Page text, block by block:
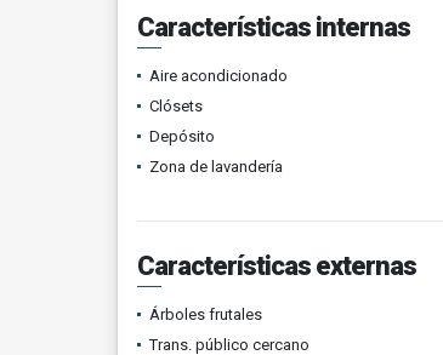
Características internas
Aire acondicionado
Clósets
Depósito
Zona de lavandería
Características externas
Árboles frutales
Trans. público cercano